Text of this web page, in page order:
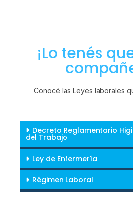
¡Lo tenés
Conocé las Leyes laborales
Decreto Reglamentario
del Trabajo
Ley de Enfermería
Régimen Laboral